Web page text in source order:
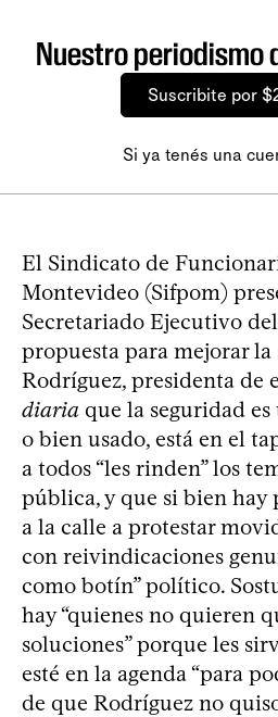
Nuestro periodismo
Suscribite por
Si ya tenés una
El Sindicato de
Montevideo (Sifpom)
Secretariado Ejecutivo
propuesta para mejorar
Rodríguez, presidenta de
diaria que la seguridad
o bien usado, está en el
a todos “les rinden” los
pública, y que si bien hay
a la calle a protestar
con reivindicaciones
como botín” político.
hay “quienes no quieren
soluciones” porque les
esté en la agenda “para
de que Rodríguez no